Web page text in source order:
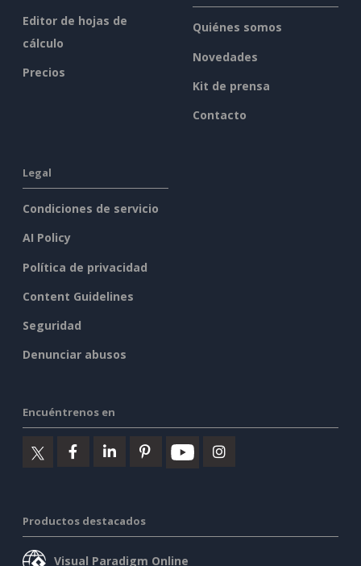
Editor de hojas de
cálculo
Precios
Quiénes somos
Novedades
Kit de prensa
Contacto
Legal
Condiciones de servicio
AI Policy
Política de privacidad
Content Guidelines
Seguridad
Denunciar abusos
Encuéntrenos en
Productos destacados
Visual Paradigm Online